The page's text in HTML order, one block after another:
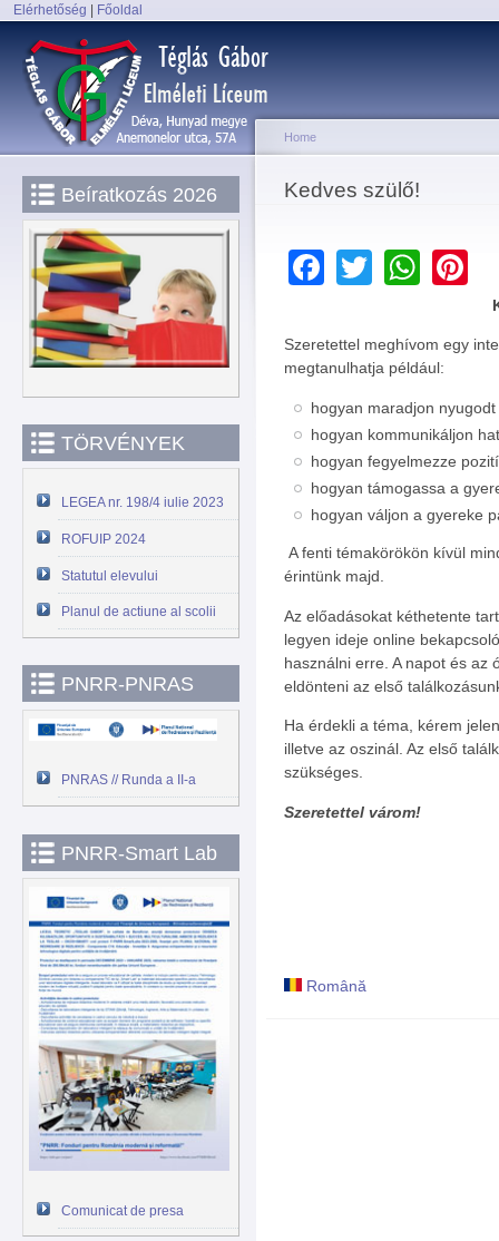
Elérhetőség Főoldal
Main menu
Beíratkozás 2026
TÖRVÉNYEK
LEGEA nr. 198/4 iulie 2023
ROFUIP 2024
Statutul elevului
Planul de actiune al scolii
PNRR-PNRAS
PNRAS // Runda a II-a
PNRR-Smart Lab
Comunicat de presa
You are here
Home
Kedves szülő!
Facebook
Twitter
Szeretettel meghívom egy
megtanulhatja például:
hogyan maradjon
hogyan kommunikáljon
hogyan fegyelmezze
hogyan támogassa a
hogyan váljon a gyereke
A fenti témakörökön kívül
érintünk majd.
Az előadásokat kéthetente
legyen ideje online
használni erre. A napot és az
eldönteni az első
Ha érdekli a téma, kérem
illetve az oszinál. Az első
szükséges.
Szeretettel várom!
Română